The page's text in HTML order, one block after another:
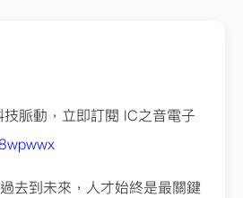
脈動，立即訂閱 IC之音電子
去到未來，人才始終是最關鍵